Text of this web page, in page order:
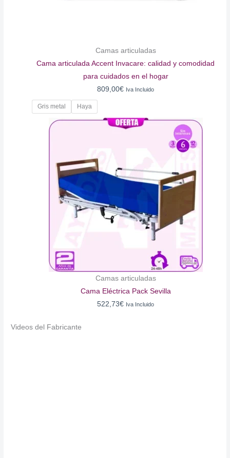
Camas articuladas
Cama articulada Accent Invacare: calidad y comodidad
para cuidados en el hogar
809,00€ Iva Incluido
Gris metal Haya
Camas articuladas
Cama Eléctrica Pack Sevilla
522,73€ Iva Incluido
Videos del Fabricante